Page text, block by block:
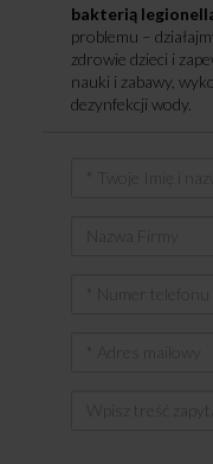
bakterią
problemu –
zdrowie dzieci i
nauki i zabawy,
dezynfekcji wody.